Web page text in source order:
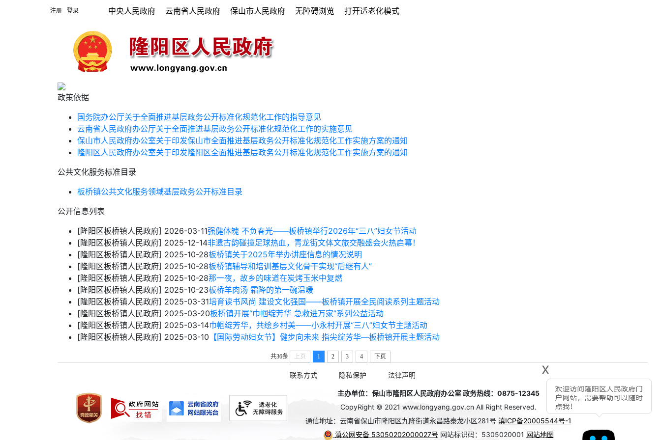
注册 登录
x
中央人民政府 云南省人民政府 保山市人民政府 无障碍浏览 打开适老化模式
政策依据
国务院办公厅关于全面推进基层政务公开标准化规范化工作的指导意见
云南省人民政府办公厅关于全面推进基层政务公开标准化规范化工作的实施意见
保山市人民政府办公室关于印发保山市全面推进基层政务公开标准化规范化工作实施方案的通知
隆阳区人民政府办公室关于印发隆阳区全面推进基层政务公开标准化规范化工作实施方案的通知
公共文化服务标准目录
板桥镇公共文化服务领域基层政务公开标准目录
公开信息列表
[隆阳区板桥镇人民政府] 2026-03-11强健体魄 不负春光——板桥镇举行2026年“三八”妇女节活动
[隆阳区板桥镇人民政府] 2025-12-14非遗古韵碰撞足球热血，青龙街文体文旅交融盛会火热启幕！
[隆阳区板桥镇人民政府] 2025-10-28板桥镇关于2025年举办讲座信息的情况说明
[隆阳区板桥镇人民政府] 2025-10-28板桥镇辅导和培训基层文化骨干实现“后继有人”
[隆阳区板桥镇人民政府] 2025-10-28那一夜，故乡的味道在炭烤玉米中复燃
[隆阳区板桥镇人民政府] 2025-10-23板桥羊肉汤 霜降的第一碗温暖
[隆阳区板桥镇人民政府] 2025-03-31培育读书风尚 建设文化强国——板桥镇开展全民阅读系列主题活动
[隆阳区板桥镇人民政府] 2025-03-20板桥镇开展“巾帼绽芳华 急救进万家”系列公益活动
[隆阳区板桥镇人民政府] 2025-03-14​巾帼绽芳华，共绘乡村美——小永村开展“三八”妇女节主题活动
[隆阳区板桥镇人民政府] 2025-03-10 【国际劳动妇女节】健步向未来 指尖绽芳华—板桥镇开展主题活动
共36条 上页 1 2 3 4 下页
联系方式 隐私保护 法律声明
主办单位：保山市隆阳区人民政府办公室 政务热线：0875-12345
CopyRight © 2021 www.longyang.gov.cn All Right Reserved.
通信地址：云南省保山市隆阳区九隆街道永昌路泰龙小区281号 滇ICP备20005544号-1
滇公网安备 53050202000027号 网站标识码：5305020001 网站地图